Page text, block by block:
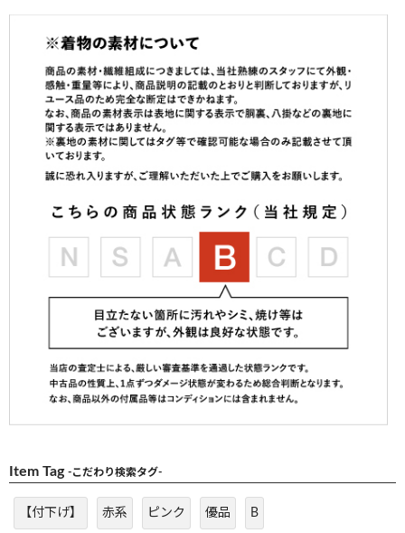
Item Tag -こだわり検索タグ-
【付下げ】 赤系 ピンク 優品 B